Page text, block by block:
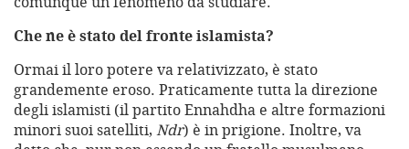
Che ne è stato del fronte islamista?
Ormai il loro potere va relativizzato, è stato
grandemente eroso. Praticamente tutta la direzione
degli islamisti (il partito Ennahdha e altre formazioni
minori suoi satelliti, Ndr) è in prigione. Inoltre, va